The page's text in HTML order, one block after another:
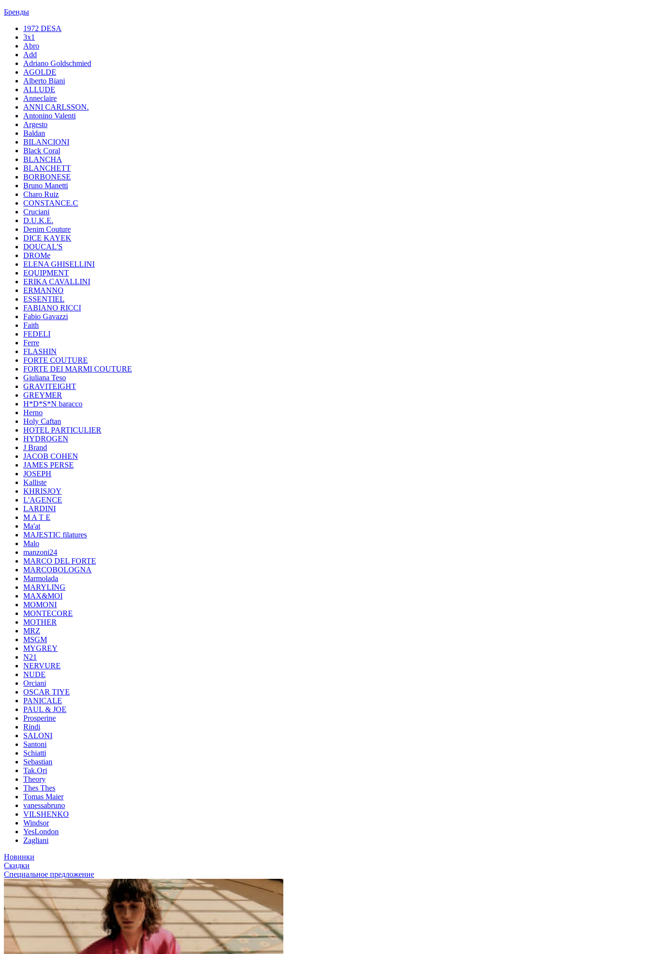
Бренды
1972 DESA
3x1
Abro
Add
Adriano Goldschmied
AGOLDE
Alberto Biani
ALLUDE
Anneclaire
ANNI CARLSSON.
Antonino Valenti
Argesto
Baldan
BILANCIONI
Black Coral
BLANCHA
BLANCHETT
BORBONESE
Bruno Manetti
Charo Ruiz
CONSTANCE.C
Cruciani
D.U.K.E.
Denim Couture
DICE KAYEK
DOUCAL'S
DROMe
ELENA GHISELLINI
EQUIPMENT
ERIKA CAVALLINI
ERMANNO
ESSENTIEL
FABIANO RICCI
Fabio Gavazzi
Faith
FEDELI
Ferre
FLASHIN
FORTE COUTURE
FORTE DEI MARMI COUTURE
Giuliana Teso
GRAVITEIGHT
GREYMER
H*D*S*N baracco
Herno
Holy Caftan
HOTEL PARTICULIER
HYDROGEN
J Brand
JACOB COHEN
JAMES PERSE
JOSEPH
Kalliste
KHRISJOY
L'AGENCE
LARDINI
M A T E
Ma'at
MAJESTIC filatures
Malo
manzoni24
MARCO DEL FORTE
MARCOBOLOGNA
Marmolada
MARYLING
MAX&MOI
MOMONI
MONTECORE
MOTHER
MRZ
MSGM
MYGREY
N21
NERVURE
NUDE
Orciani
OSCAR TIYE
PANICALE
PAUL & JOE
Prosperine
Rindi
SALONI
Santoni
Schiatti
Sebastian
Tak.Ori
Theory
Thes Thes
Tomas Maier
vanessabruno
VILSHENKO
Windsor
YesLondon
Zagliani
Новинки
Скидки
Специальное предложение